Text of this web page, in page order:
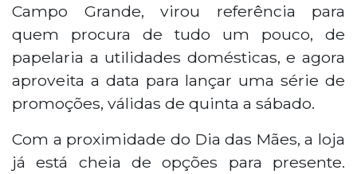
Campo Grande, virou referência para
quem procura de tudo um pouco, de
papelaria a utilidades domésticas, e agora
aproveita a data para lançar uma série de
promoções, válidas de quinta a sábado.
Com a proximidade do Dia das Mães, a loja
já está cheia de opções para presente.